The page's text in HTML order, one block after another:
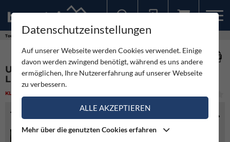
Touren Una per tutti - Regina del Lago - Val di Ledro
UNA PER TUTTI - REGINA DEL LAGO - VAL DI
LEDRO
KLETTERN
TOURENINFO
Datenschutzeinstellungen
Auf unserer Webseite werden Cookies verwendet. Einige
davon werden zwingend benötigt, während es uns andere
ermöglichen, Ihre Nutzererfahrung auf unserer Webseite
zu verbessern.
ALLE AKZEPTIEREN
Mehr über die genutzten Cookies erfahren